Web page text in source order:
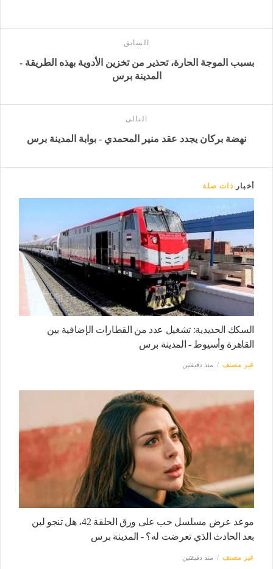
السابق
بسبب الموجة الحارة، تحذير من تخزين الأدوية بهذه الطريقة -
المدينة برس
التالى
نهضة بركان يجدد عقد منير المحمدي - بوابة المدينة برس
أخبار ذات صلة
السكك الحديدية: تشغيل عدد من القطارات الإضافية بين
القاهرة وأسيوط - المدينة برس
غير مصنف منذ دقيقتين
موعد عرض مسلسل حب على ورق الحلقة 42، هل تنجو لين
بعد الحادث الذي تعرضت له؟ - المدينة برس
غير مصنف منذ دقيقتين